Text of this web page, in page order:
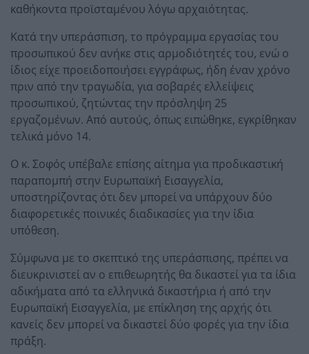
καθήκοντα προϊσταμένου λόγω αρχαιότητας.
Κατά την υπεράσπιση, το πρόγραμμα εργασίας του
προσωπικού δεν ανήκε στις αρμοδιότητές του, ενώ ο
ίδιος είχε προειδοποιήσει εγγράφως, ήδη έναν χρόνο
πριν από την τραγωδία, για σοβαρές ελλείψεις
προσωπικού, ζητώντας την πρόσληψη 25
εργαζομένων. Από αυτούς, όπως ειπώθηκε, εγκρίθηκαν
τελικά μόνο 14.
Ο κ. Σοφός υπέβαλε επίσης αίτημα για προδικαστική
παραπομπή στην Ευρωπαϊκή Εισαγγελία,
υποστηρίζοντας ότι δεν μπορεί να υπάρχουν δύο
διαφορετικές ποινικές διαδικασίες για την ίδια
υπόθεση.
Σύμφωνα με το σκεπτικό της υπεράσπισης, πρέπει να
διευκρινιστεί αν ο επιθεωρητής θα δικαστεί για τα ίδια
αδικήματα από τα ελληνικά δικαστήρια ή από την
Ευρωπαϊκή Εισαγγελία, με επίκληση της αρχής ότι
κανείς δεν μπορεί να δικαστεί δύο φορές για την ίδια
πράξη.